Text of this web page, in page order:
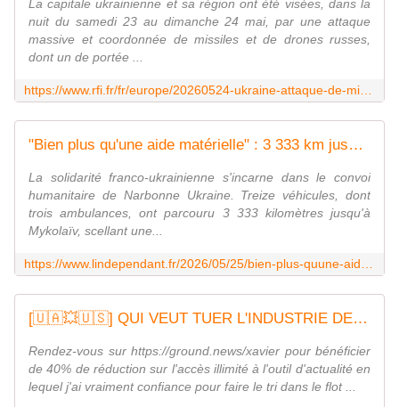
La capitale ukrainienne et sa région ont été visées, dans la
nuit du samedi 23 au dimanche 24 mai, par une attaque
massive et coordonnée de missiles et de drones russes,
dont un de portée ...
"Bien plus qu'une aide matérielle" : 3 333 km jusqu'en zone de guerre, les bénévoles de Narbonne Ukraine livrent 13 véhicules à Mykolaïv
La solidarité franco-ukrainienne s'incarne dans le convoi
humanitaire de Narbonne Ukraine. Treize véhicules, dont
trois ambulances, ont parcouru 3 333 kilomètres jusqu'à
Mykolaïv, scellant une...
[🇺🇦💥🇺🇸] QUI VEUT TUER L'INDUSTRIE DE DÉFENSE UKRAINIENNE ?
Rendez-vous sur https://ground.news/xavier pour bénéficier
de 40% de réduction sur l'accès illimité à l'outil d'actualité en
lequel j'ai vraiment confiance pour faire le tri dans le flot ...